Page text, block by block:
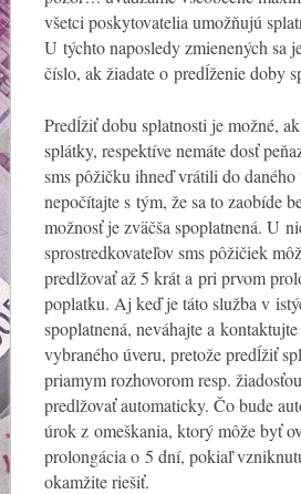
všetci poskytovatelia umožňujú
U týchto naposledy zmienených sa
číslo, ak žiadate o predĺženie doby
Predĺžiť dobu splatnosti je možné,
splátky, respektíve nemáte dosť
sms pôžičku ihneď vrátili do
nepočítajte s tým, že sa to zaobíde
možnosť je zväčša spoplatnená. U
sprostredkovateľov sms pôžičiek
predlžovať až 5 krát a pri prvom
poplatku. Aj keď je táto služba v
spoplatnená, neváhajte a
vybraného úveru, pretože predĺžiť
priamym rozhovorom resp.
predlžovať automaticky. Čo bude
úrok z omeškania, ktorý môže byť
prolongácia o 5 dní, pokiaľ
okamžite riešiť.